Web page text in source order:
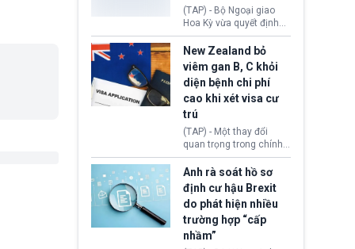
(IEEPA). Động thái này
diễn ra sau phán quyết
hồi tháng 2 bởi Tòa án
Tối cao Hoa Kỳ
(SCOTUS) khi tuyên bố,
việc áp thuế diện rộng là
hoàn toàn bất hợp pháp.
(TAP) - Bộ Ngoại giao
Hoa Kỳ vừa quyết định
thu hồi thị thực (visa)
của bà Maria Luiza
Ribeiro Viotti - Đại sứ
Brazil tại Washington.
Động thái trên diễn ra
trong bối cảnh tranh
chấp ngoại giao giữa
chính quyền Tổng thống
Donald Trump và chính
phủ cánh tả Tổng thống
da Silva đang leo thang
gay gắt.
New Zealand bỏ
viêm gan B, C khỏi
diện bệnh chi phí
cao khi xét visa cư
trú
(TAP) - Một thay đổi
quan trọng trong chính
sách nhập cư của New
Zealand đang mở ra
thêm cơ hội cho nhiều
người muốn định cư. Từ
nay, người mắc viêm
gan B hoặc viêm gan C
sẽ không còn bị mặc
định không đáp ứng tiêu
Anh rà soát hồ sơ
định cư hậu Brexit
do phát hiện nhiều
trường hợp “cấp
nhầm”